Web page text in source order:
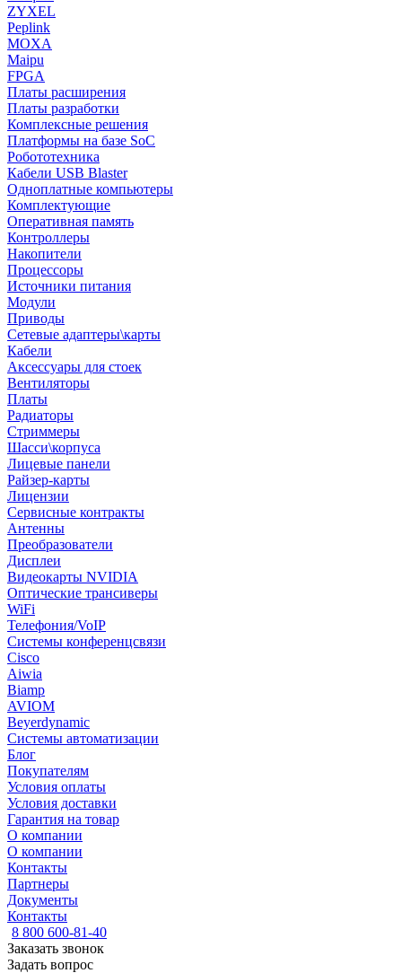
ZYXEL
Peplink
MOXA
Maipu
FPGA
Платы расширения
Платы разработки
Комплексные решения
Платформы на базе SoC
Робототехника
Кабели USB Blaster
Одноплатные компьютеры
Комплектующие
Оперативная память
Контроллеры
Накопители
Процессоры
Источники питания
Модули
Приводы
Сетевые адаптеры\карты
Кабели
Аксессуары для стоек
Вентиляторы
Платы
Радиаторы
Стриммеры
Шасси\корпуса
Лицевые панели
Райзер-карты
Лицензии
Сервисные контракты
Антенны
Преобразователи
Дисплеи
Видеокарты NVIDIA
Оптические трансиверы
WiFi
Телефония/VoIP
Системы конференцсвязи
Cisco
Aiwia
Biamp
AVIOM
Beyerdynamic
Системы автоматизации
Блог
Покупателям
Условия оплаты
Условия доставки
Гарантия на товар
О компании
О компании
Контакты
Партнеры
Документы
Контакты
8 800 600-81-40
Заказать звонок
Задать вопрос